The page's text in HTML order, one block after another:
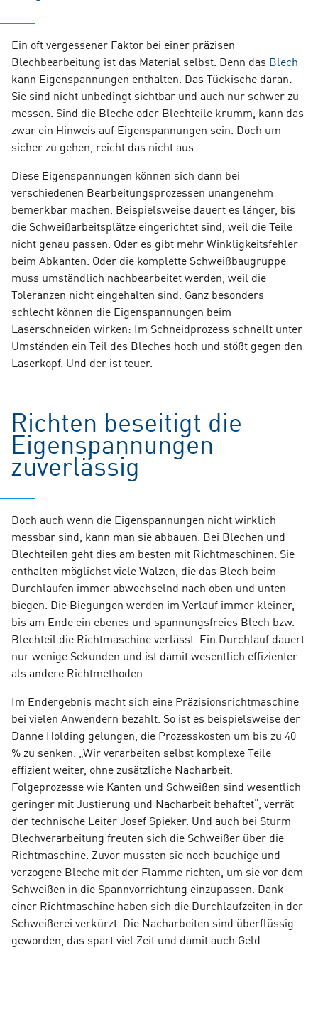
Ein oft vergessener Faktor bei einer präzisen
Blechbearbeitung ist das Material selbst. Denn das Blech
kann Eigenspannungen enthalten. Das Tückische daran:
Sie sind nicht unbedingt sichtbar und auch nur schwer zu
messen. Sind die Bleche oder Blechteile krumm, kann das
zwar ein Hinweis auf Eigenspannungen sein. Doch um
sicher zu gehen, reicht das nicht aus.
Diese Eigenspannungen können sich dann bei
verschiedenen Bearbeitungsprozessen unangenehm
bemerkbar machen. Beispielsweise dauert es länger, bis
die Schweißarbeitsplätze eingerichtet sind, weil die Teile
nicht genau passen. Oder es gibt mehr Winkligkeitsfehler
beim Abkanten. Oder die komplette Schweißbaugruppe
muss umständlich nachbearbeitet werden, weil die
Toleranzen nicht eingehalten sind. Ganz besonders
schlecht können die Eigenspannungen beim
Laserschneiden wirken: Im Schneidprozess schnellt unter
Umständen ein Teil des Bleches hoch und stößt gegen den
Laserkopf. Und der ist teuer.
Richten beseitigt die
Eigenspannungen
zuverlässig
Doch auch wenn die Eigenspannungen nicht wirklich
messbar sind, kann man sie abbauen. Bei Blechen und
Blechteilen geht dies am besten mit Richtmaschinen. Sie
enthalten möglichst viele Walzen, die das Blech beim
Durchlaufen immer abwechselnd nach oben und unten
biegen. Die Biegungen werden im Verlauf immer kleiner,
bis am Ende ein ebenes und spannungsfreies Blech bzw.
Blechteil die Richtmaschine verlässt. Ein Durchlauf dauert
nur wenige Sekunden und ist damit wesentlich effizienter
als andere Richtmethoden.
Im Endergebnis macht sich eine Präzisionsrichtmaschine
bei vielen Anwendern bezahlt. So ist es beispielsweise der
Danne Holding gelungen, die Prozesskosten um bis zu 40
% zu senken. „Wir verarbeiten selbst komplexe Teile
effizient weiter, ohne zusätzliche Nacharbeit.
Folgeprozesse wie Kanten und Schweißen sind wesentlich
geringer mit Justierung und Nacharbeit behaftet“, verrät
der technische Leiter Josef Spieker. Und auch bei Sturm
Blechverarbeitung freuten sich die Schweißer über die
Richtmaschine. Zuvor mussten sie noch bauchige und
verzogene Bleche mit der Flamme richten, um sie vor dem
Schweißen in die Spannvorrichtung einzupassen. Dank
einer Richtmaschine haben sich die Durchlaufzeiten in der
Schweißerei verkürzt. Die Nacharbeiten sind überflüssig
geworden, das spart viel Zeit und damit auch Geld.